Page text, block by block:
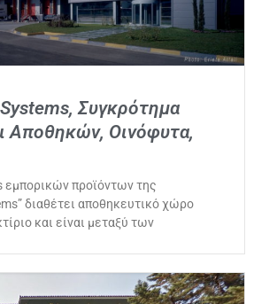
Συγκρότημα
Αποθηκών, Οινόφυτα,
εμπορικών προϊόντων της
διαθέτει αποθηκευτικό χώρο
και είναι μεταξύ των